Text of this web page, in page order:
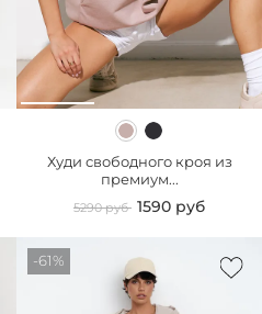
Худи свободного кроя из
премиум...
5290 руб 1590 руб
-61%